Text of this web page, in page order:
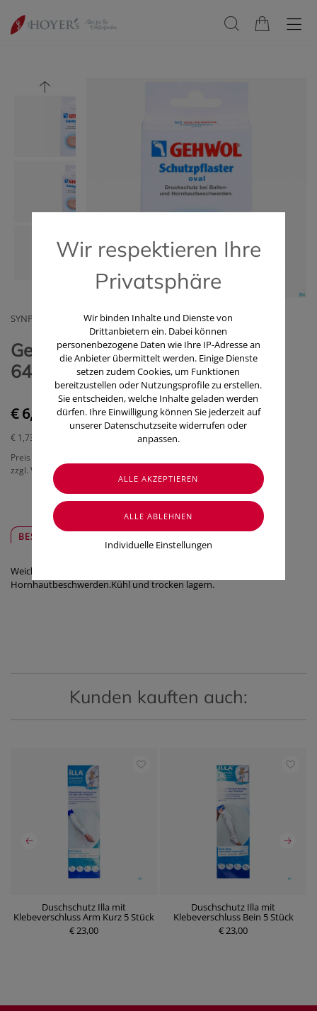
SYNPHARMA GMBH
Gehwol Schutzpflaster Oval Nr
64172 4 Stück
€ 6,90
€ 1,73
Preis inkl. MwSt.
zzgl. Versandkosten
BESCHREIBUNG
Weiches Moleskin-Gewebe Druckschutz bei Ballen- und
Hornhautbeschwerden.Kühl und trocken lagern.
Kunden kauften auch:
Duschschutz Illa mit
Klebeverschluss Arm Kurz 5 Stück
€ 23,00
Duschschutz Illa mit
Klebeverschluss Bein 5 Stück
€ 23,00
Wir respektieren Ihre
Privatsphäre
Wir binden Inhalte und Dienste von
Drittanbietern ein. Dabei können
personenbezogene Daten wie Ihre IP-Adresse an
die Anbieter übermittelt werden. Einige Dienste
setzen zudem Cookies, um Funktionen
bereitzustellen oder Nutzungsprofile zu erstellen.
Sie entscheiden, welche Inhalte geladen werden
dürfen. Ihre Einwilligung können Sie jederzeit auf
unserer Datenschutzseite widerrufen oder
anpassen.
Individuelle Einstellungen